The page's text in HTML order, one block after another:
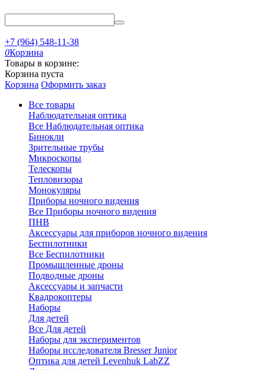
+7 (964) 548-11-38
0Корзина
Товары в корзине:
Корзина пуста
Корзина Оформить заказ
Все товары
Наблюдательная оптика
Все Наблюдательная оптика
Бинокли
Зрительные трубы
Микроскопы
Телескопы
Тепловизоры
Монокуляры
Приборы ночного видения
Все Приборы ночного видения
ПНВ
Аксессуары для приборов ночного видения
Беспилотники
Все Беспилотники
Промышленные дроны
Подводные дроны
Аксессуары и запчасти
Квадрокоптеры
Наборы
Для детей
Все Для детей
Наборы для экспериментов
Наборы исследователя Bresser Junior
Оптика для детей Levenhuk LabZZ